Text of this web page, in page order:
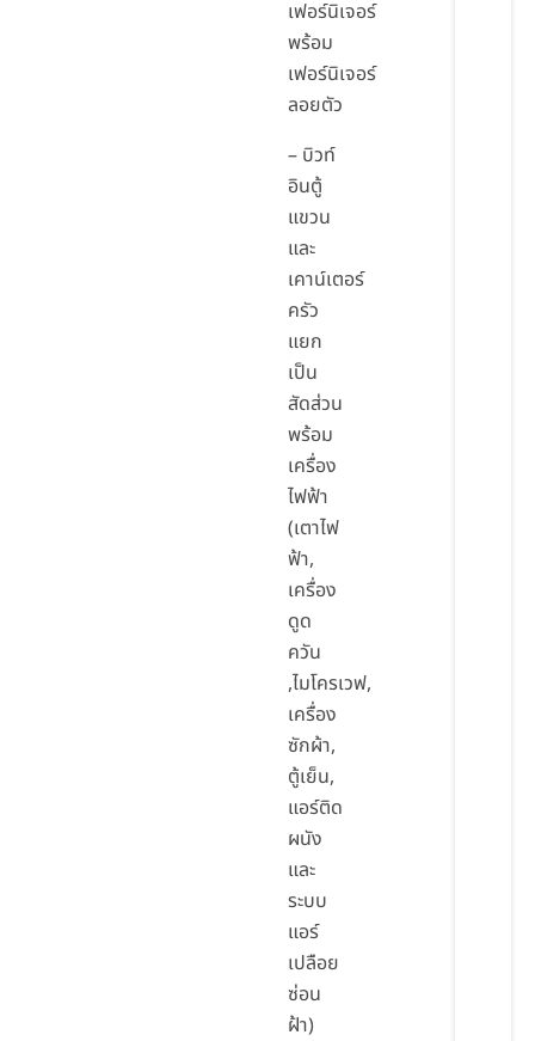
เฟอร์นิเจอร์
พร้อม
เฟอร์นิเจอร์
ลอยตัว
– บิวท์
อินตู้
แขวน
และ
เคาน์เตอร์
ครัว
แยก
เป็น
สัดส่วน
พร้อม
เครื่อง
ไฟฟ้า
(เตาไฟ
ฟ้า,
เครื่อง
ดูด
ควัน
,ไมโครเวฟ,
เครื่อง
ซักผ้า,
ตู้เย็น,
แอร์ติด
ผนัง
และ
ระบบ
แอร์
เปลือย
ซ่อน
ฝ้า)